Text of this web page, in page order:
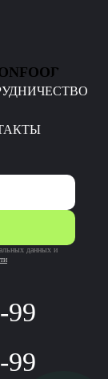
99
99
данных и